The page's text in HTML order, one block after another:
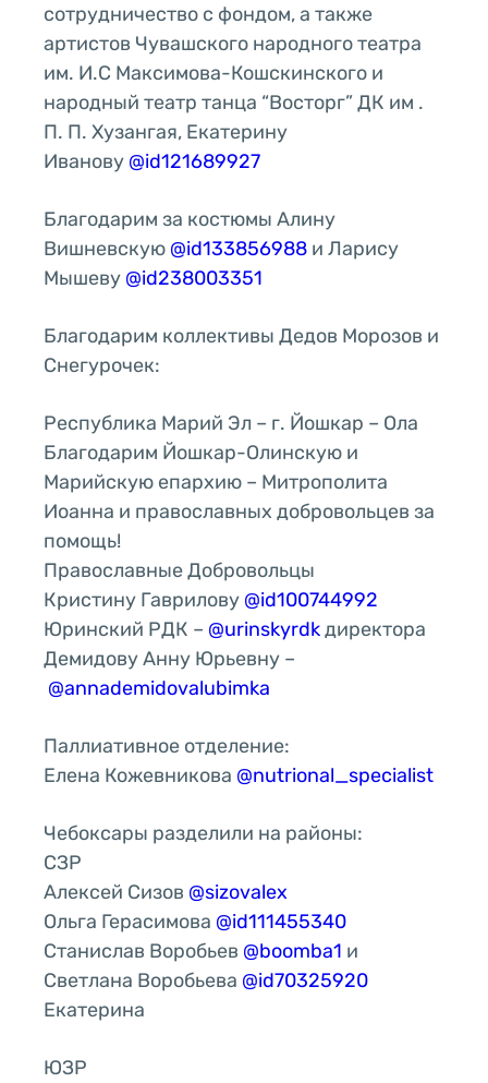
сотрудничество с фондом, а также
артистов Чувашского народного театра
им. И.С Максимова-Кошскинского и
народный театр танца “Восторг” ДК им .
П. П. Хузангая, Екатерину
Иванову @id121689927
Благодарим за костюмы Алину
Вишневскую @id133856988 и Ларису
Мышеву @id238003351
Благодарим коллективы Дедов Морозов и
Снегурочек:
Республика Марий Эл – г. Йошкар – Ола
Благодарим Йошкар-Олинскую и
Марийскую епархию – Митрополита
Иоанна и православных добровольцев за
помощь!
Православные Добровольцы
Кристину Гаврилову @id100744992
Юринский РДК – @urinskyrdkдиректора
Демидову Анну Юрьевну –
@annademidovalubimka
Паллиативное отделение:
Елена Кожевникова @nutrional_specialist
Чебоксары разделили на районы:
СЗР
Алексей Сизов @sizovalex
Ольга Герасимова @id111455340
Станислав Воробьев @boomba1 и
Светлана Воробьева @id70325920
Екатерина
ЮЗР